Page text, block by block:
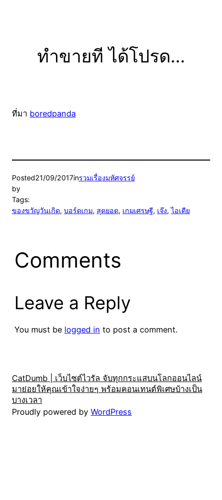
ทำขายที ได้โปรด…
ที่มา boredpanda
Posted21/09/2017inรวมเรื่องมหัศจรรย์
by
Tags:
ของขวัญวันเกิด, บอร์ดเกม, สุดยอด, เกมเศรษฐี, เจ๊ง, ไอเดีย
Comments
Leave a Reply
You must be logged in to post a comment.
CatDumb | เว็บไซต์ไวรัล จับทุกกระแสบนโลกออนไลน์
มาย่อยให้คุณเข้าใจง่ายๆ พร้อมคอนเทนต์พิเศษบ้างเป็น
บางเวลา
Proudly powered by WordPress